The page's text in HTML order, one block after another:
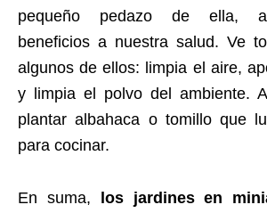
pequeño pedazo de ella,
beneficios a nuestra salud. Ve
algunos de ellos: limpia el aire,
y limpia el polvo del ambiente.
plantar albahaca o tomillo que
para cocinar.
En suma, los jardines en